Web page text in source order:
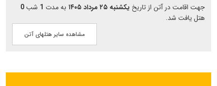
جهت اقامت در آتن از تاریخ یکشنبه ۲۵ مرداد ۱۴۰۵ به مدت 1 شب0
هتل یافت شد.
مشاهده سایر هتلهای آتن